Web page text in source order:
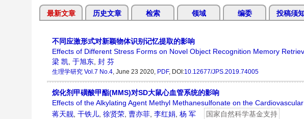
最新文章 历史文章 检索 领域 编委 投稿须
不同应激形式对新颖物体识别记忆提取的影响
Effects of Different Stress Forms on Novel Object Recognition Memory
梁 凯, 于旭东, 封 芬
生理学研究 Vol.7 No.4, June 23 2020, PDF, DOI:10.12677/JPS.2019.74005
烷化剂甲磺酸甲酯(MMS)对SD大鼠心血管系统的影响
Effects of the Alkylating Agent Methyl Methanesulfonate on the
蒋天靓, 干铁儿, 徐贤荣, 曹亦菲, 李红娟, 杨 军 国家自然科学基金支持